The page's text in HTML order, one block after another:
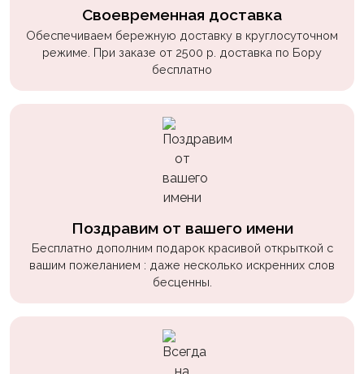
Своевременная доставка
Обеспечиваем бережную доставку в круглосуточном
режиме. При заказе от 2500 р. доставка по Бору
бесплатно
Поздравим от вашего имени
Бесплатно дополним подарок красивой открыткой с
вашим пожеланием : даже несколько искренних слов
бесценны.